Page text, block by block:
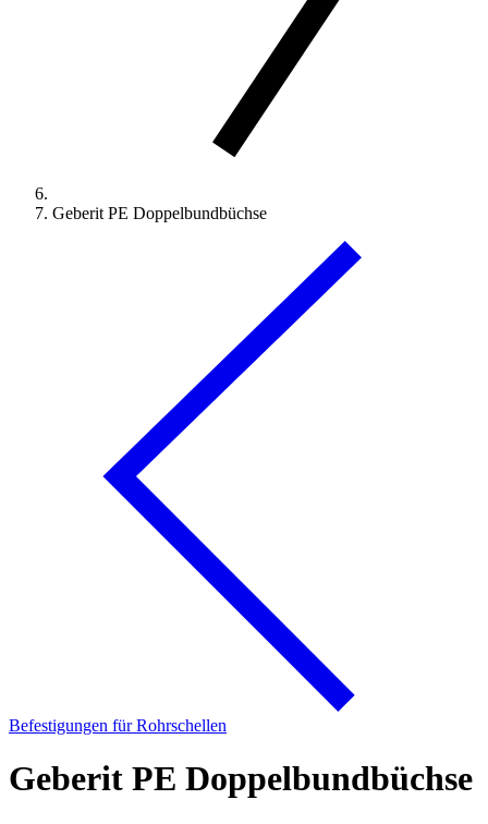
Geberit PE Doppelbundbüchse
Befestigungen für Rohrschellen
Geberit PE Doppelbundbüchse